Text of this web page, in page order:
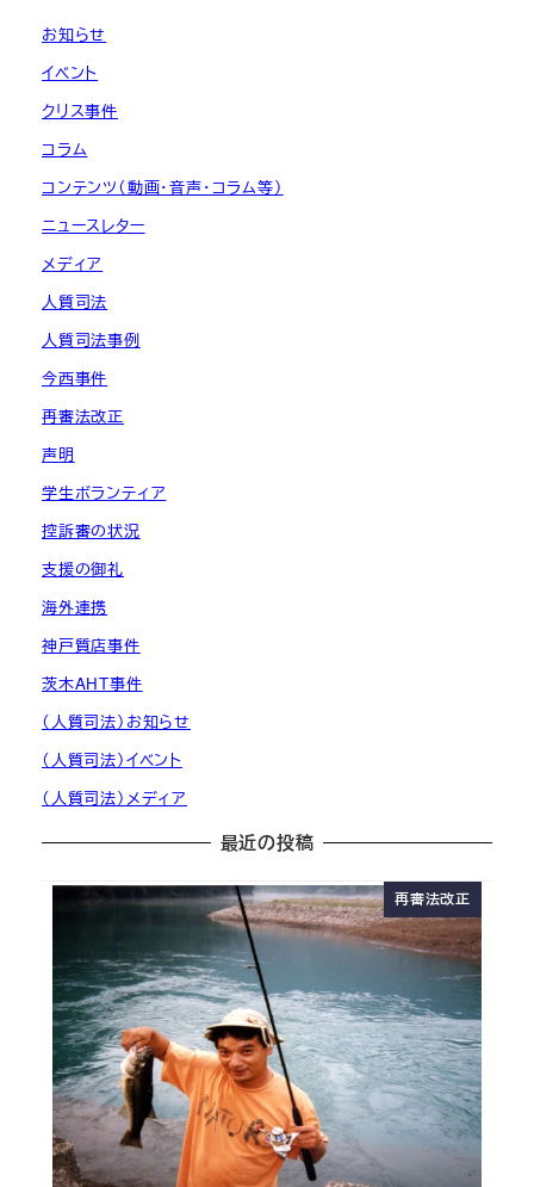
お知らせ
イベント
クリス事件
コラム
コンテンツ（動画・音声・コラム等）
ニュースレター
メディア
人質司法
人質司法事例
今西事件
再審法改正
声明
学生ボランティア
控訴審の状況
支援の御礼
海外連携
神戸質店事件
茨木AHT事件
（人質司法）お知らせ
（人質司法）イベント
（人質司法）メディア
最近の投稿
再審法改正